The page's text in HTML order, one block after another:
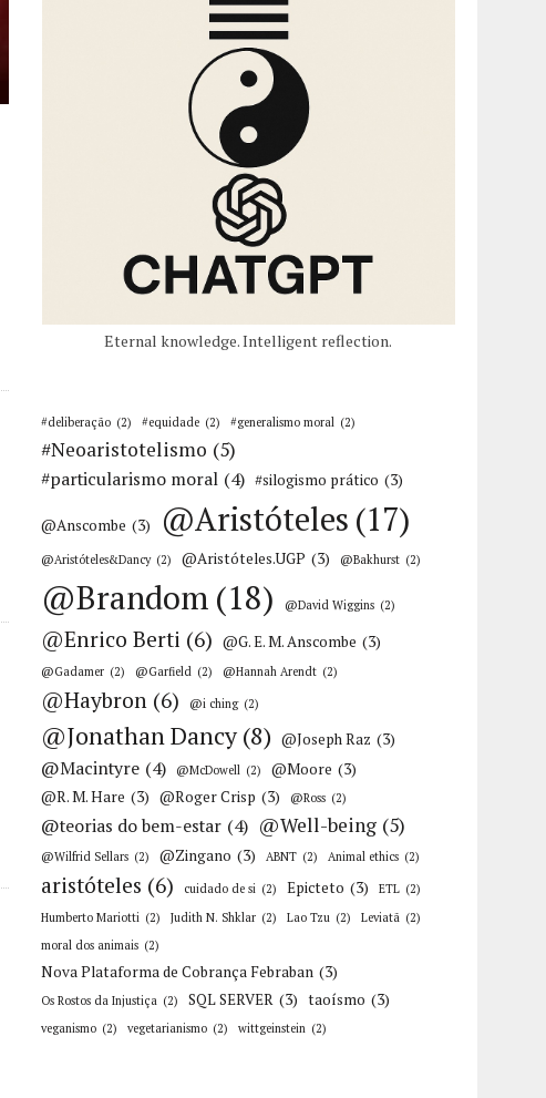
Eternal knowledge. Intelligent reflection.
#deliberação (2) #equidade (2) #generalismo moral (2)
#Neoaristotelismo (5)
#particularismo moral (4) #silogismo prático (3)
@Anscombe (3) @Aristóteles (17)
@Aristóteles&Dancy (2) @Aristóteles.UGP (3) @Bakhurst (2)
@Brandom (18) @David Wiggins (2)
@Enrico Berti (6) @G. E. M. Anscombe (3)
@Gadamer (2) @Garfield (2) @Hannah Arendt (2)
@Haybron (6) @i ching (2)
@Jonathan Dancy (8) @Joseph Raz (3)
@Macintyre (4) @McDowell (2) @Moore (3)
@R. M. Hare (3) @Roger Crisp (3) @Ross (2)
@teorias do bem-estar (4) @Well-being (5)
@Wilfrid Sellars (2) @Zingano (3) ABNT (2) Animal ethics (2)
aristóteles (6) cuidado de si (2) Epicteto (3) ETL (2)
Humberto Mariotti (2) Judith N. Shklar (2) Lao Tzu (2) Leviatã (2)
moral dos animais (2)
Nova Plataforma de Cobrança Febraban (3)
Os Rostos da Injustiça (2) SQL SERVER (3) taoísmo (3)
veganismo (2) vegetarianismo (2) wittgeinstein (2)